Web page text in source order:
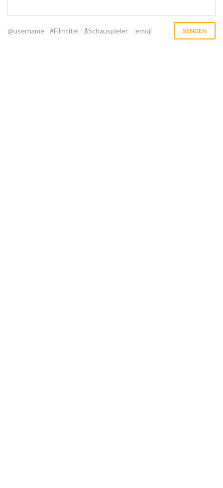
@username #Filmtitel $Schauspieler :emoji